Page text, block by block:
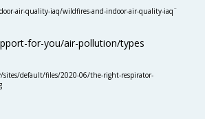
air-quality-iaq/wildfires-and-indoor-air-quality-iaq¨
for-you/air-pollution/types
default/files/2020-06/the-right-respirator-